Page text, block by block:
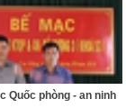
Quốc phòng - an ninh